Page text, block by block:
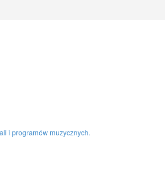
i programów muzycznych.